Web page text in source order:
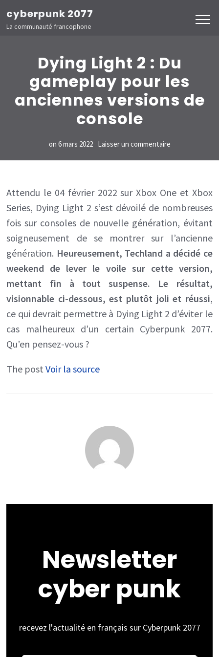
au
contenu
cyberpunk 2077
La communauté francophone
Dying Light 2 : Du
gameplay pour les
anciennes versions de
console
on 6 mars 2022 Laisser un commentairesur
Dying
2
:
Du
gameplay
pour
les
anciennes
versions
de
console
Attendu le 04 février 2022 sur Xbox One et Xbox
Series, Dying Light 2 s’est dévoilé de nombreuses
fois sur consoles de nouvelle génération, évitant
soigneusement de se montrer sur l’ancienne
génération. Heureusement, Techland a décidé ce
weekend de lever le voile sur cette version,
mettant fin à tout suspense. Le résultat,
visionnable ci-dessous, est plutôt joli et réussi,
ce qui devrait permettre à Dying Light 2 d’éviter le
cas malheureux d’un certain Cyberpunk 2077.
Qu’en pensez-vous ?
The postVoir la source
Newsletter
cyber punk
recevez l'actualité en français sur Cyberpunk 2077